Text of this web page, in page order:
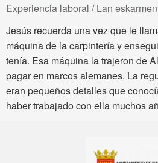
Experiencia laboral / Lan
Jesús recuerda una vez que le
máquina de la carpintería y
tenía. Esa máquina la trajeron de
pagar en marcos alemanes. La
eran pequeños detalles que
haber trabajado con ella muchos